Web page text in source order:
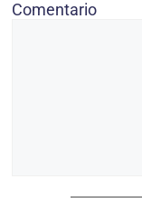
Comentario